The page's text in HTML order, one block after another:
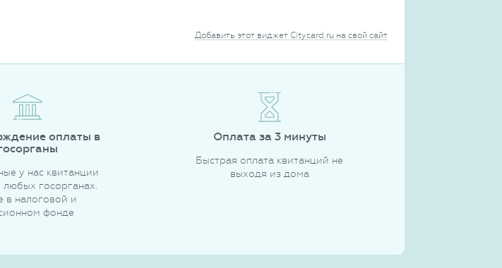
Добавить этот виджет Citycard.ru на свой сайт
оплаты в
у нас квитанции
любых госорганах.
в налоговой и
фонде
Оплата за 3 минуты
Быстрая оплата квитанций не
выходя из дома